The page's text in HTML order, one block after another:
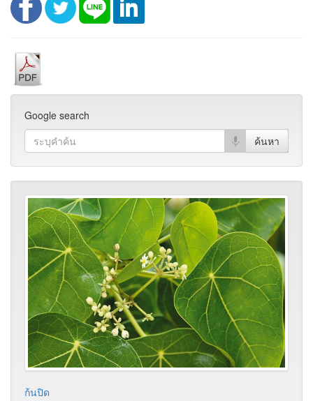
Google search
ก้นปิด